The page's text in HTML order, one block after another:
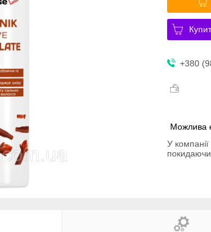
+380
У
покидаючи